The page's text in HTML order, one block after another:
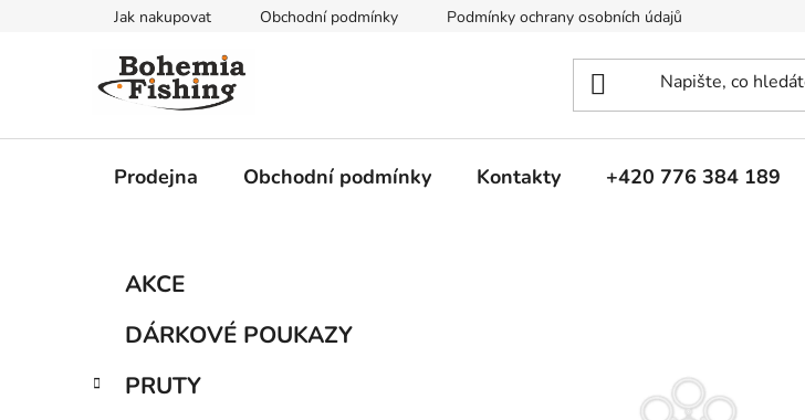
Jak nakupovat Obchodní podmínky Podmínky ochrany osobních údajů
Prodejna Obchodní podmínky Kontakty +420 776 384 189
r
Přeskočit
kategorie
o
AKCE
DÁRKOVÉ POUKAZY
PRUTY